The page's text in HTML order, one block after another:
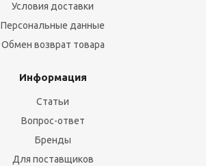
Условия доставки
Персональные данные
Обмен возврат товара
Информация
Статьи
Вопрос-ответ
Бренды
Для поставщиков